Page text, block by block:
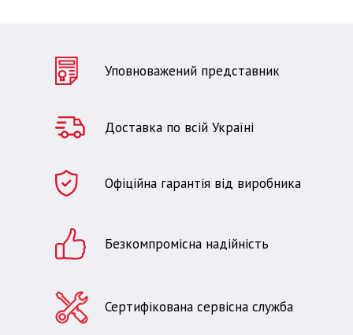
Уповноважений представник
Доставка по всій Україні
Офіційна гарантія від виробника
Безкомпромісна надійність
Сертифікована сервісна служба